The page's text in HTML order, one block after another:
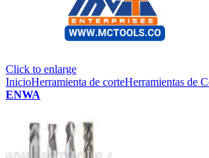
Click to enlarge
InicioHerramienta de corteHerramientas de
ENWA